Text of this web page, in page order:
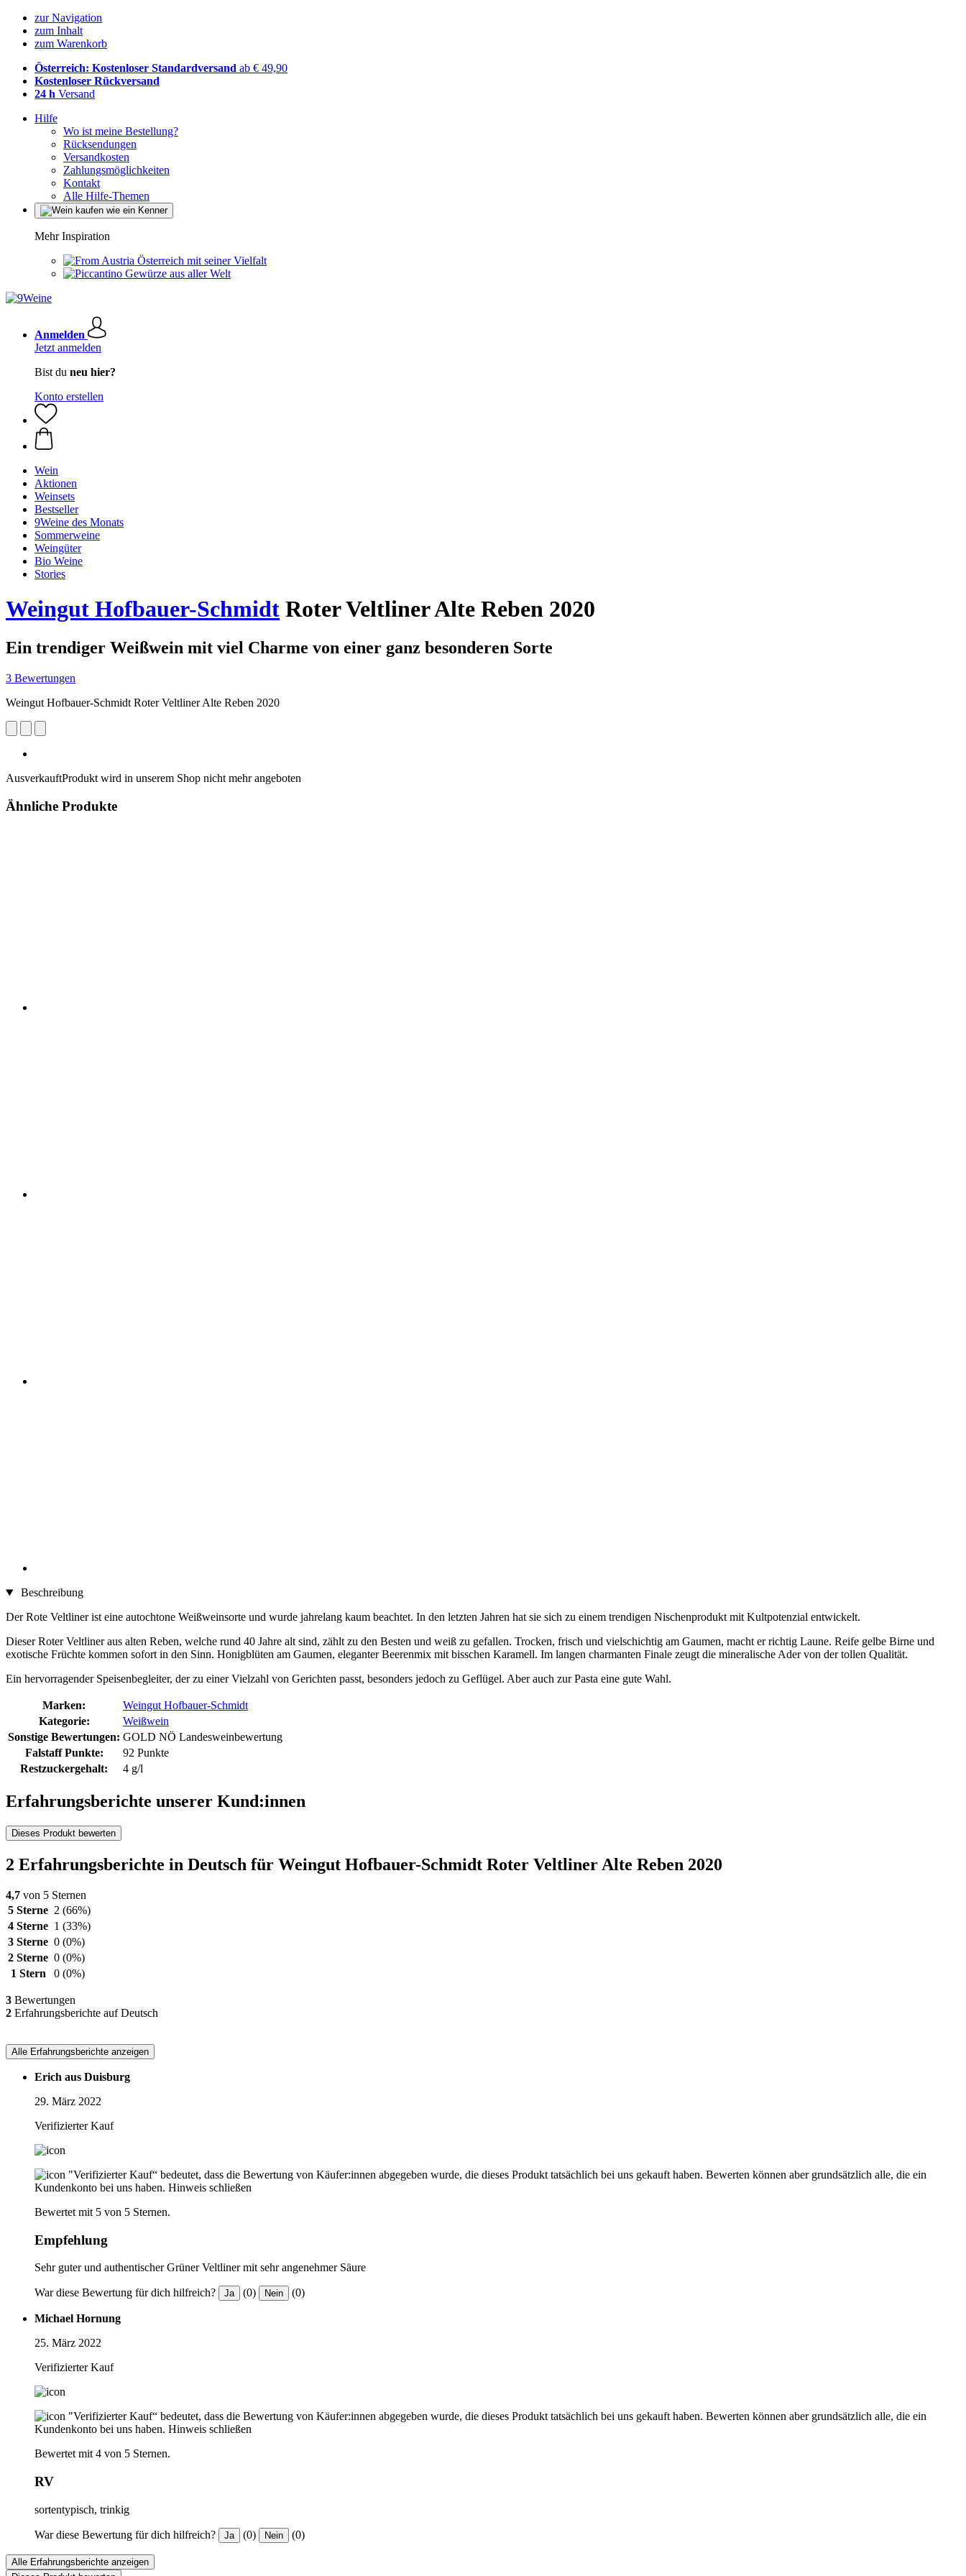
zur Navigation
zum Inhalt
zum Warenkorb
Österreich: Kostenloser Standardversand ab € 49,90
Kostenloser Rückversand
24 h Versand
Hilfe
Wo ist meine Bestellung?
Rücksendungen
Versandkosten
Zahlungsmöglichkeiten
Kontakt
Alle Hilfe-Themen
Mehr Inspiration
Österreich mit seiner Vielfalt
Gewürze aus aller Welt
Anmelden
Jetzt anmelden
Bist du neu hier?
Konto erstellen
Wein
Aktionen
Weinsets
Bestseller
9Weine des Monats
Sommerweine
Weingüter
Bio Weine
Stories
Weingut Hofbauer-Schmidt Roter Veltliner Alte Reben 2020
Ein trendiger Weißwein mit viel Charme von einer ganz besonderen Sorte
3 Bewertungen
Weingut Hofbauer-Schmidt Roter Veltliner Alte Reben 2020
AusverkauftProdukt wird in unserem Shop nicht mehr angeboten
Ähnliche Produkte
Beschreibung
Der Rote Veltliner ist eine autochtone Weißweinsorte und wurde jahrelang kaum beachtet. In den letzten Jahren hat sie sich zu einem trendigen Nischenprodukt mit Kultpotenzial entwickelt.
Dieser Roter Veltliner aus alten Reben, welche rund 40 Jahre alt sind, zählt zu den Besten und weiß zu gefallen. Trocken, frisch und vielschichtig am Gaumen, macht er richtig Laune. Reife gelbe Birne und
exotische Früchte kommen sofort in den Sinn. Honigblüten am Gaumen, eleganter Beerenmix mit bisschen Karamell. Im langen charmanten Finale zeugt die mineralische Ader von der tollen Qualität.
Ein hervorragender Speisenbegleiter, der zu einer Vielzahl von Gerichten passt, besonders jedoch zu Geflügel. Aber auch zur Pasta eine gute Wahl.
Marken:
Weingut Hofbauer-Schmidt
Kategorie:
Weißwein
Sonstige Bewertungen: GOLD NÖ Landesweinbewertung
Falstaff Punkte:
92 Punkte
Restzuckergehalt:
4 g/l
Erfahrungsberichte unserer Kund:innen
Dieses Produkt bewerten
2 Erfahrungsberichte in Deutsch für Weingut Hofbauer-Schmidt Roter Veltliner Alte Reben 2020
4,7 von 5 Sternen
5 Sterne 2 (66%)
4 Sterne 1 (33%)
3 Sterne 0 (0%)
2 Sterne 0 (0%)
1 Stern
0 (0%)
3 Bewertungen
2 Erfahrungsberichte auf Deutsch
Alle Erfahrungsberichte anzeigen
Erich aus Duisburg
29. März 2022
Verifizierter Kauf
"Verifizierter Kauf“ bedeutet, dass die Bewertung von Käufer:innen abgegeben wurde, die dieses Produkt tatsächlich bei uns gekauft haben. Bewerten können aber grundsätzlich alle, die ein
Kundenkonto bei uns haben. Hinweis schließen
Bewertet mit 5 von 5 Sternen.
Empfehlung
Sehr guter und authentischer Grüner Veltliner mit sehr angenehmer Säure
War diese Bewertung für dich hilfreich? Ja (0) Nein (0)
Michael Hornung
25. März 2022
Verifizierter Kauf
"Verifizierter Kauf“ bedeutet, dass die Bewertung von Käufer:innen abgegeben wurde, die dieses Produkt tatsächlich bei uns gekauft haben. Bewerten können aber grundsätzlich alle, die ein
Kundenkonto bei uns haben. Hinweis schließen
Bewertet mit 4 von 5 Sternen.
RV
sortentypisch, trinkig
War diese Bewertung für dich hilfreich? Ja (0) Nein (0)
Alle Erfahrungsberichte anzeigen